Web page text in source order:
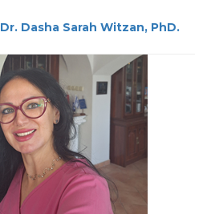
Dasha Sarah Witzan, PhD.